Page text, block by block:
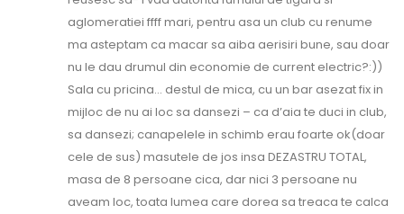
aglomeratiei ffff mari, pentru asa un club cu renume
ma asteptam ca macar sa aiba aerisiri bune, sau doar
nu le dau drumul din economie de current electric?:))
Sala cu pricina… destul de mica, cu un bar asezat fix in
mijloc de nu ai loc sa dansezi – ca d’aia te duci in club,
sa dansezi; canapelele in schimb erau foarte ok(doar
cele de sus) masutele de jos insa DEZASTRU TOTAL,
masa de 8 persoane cica, dar nici 3 persoane nu
aveam loc, toata lumea care dorea sa treaca te calca